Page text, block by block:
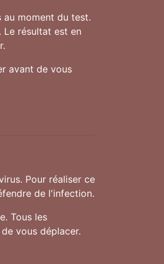
moment du test.
résultat est en
avant de vous
Pour réaliser ce
de l'infection.
Tous les
vous déplacer.